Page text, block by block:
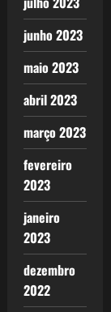
junho 2023
maio 2023
abril 2023
março 2023
fevereiro
2023
janeiro
2023
dezembro
2022